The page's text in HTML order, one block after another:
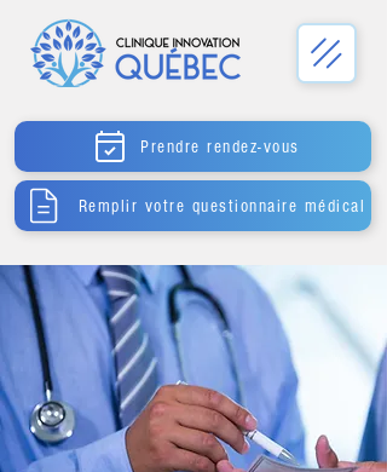
Prendre rendez-vous
Remplir votre questionnaire médical